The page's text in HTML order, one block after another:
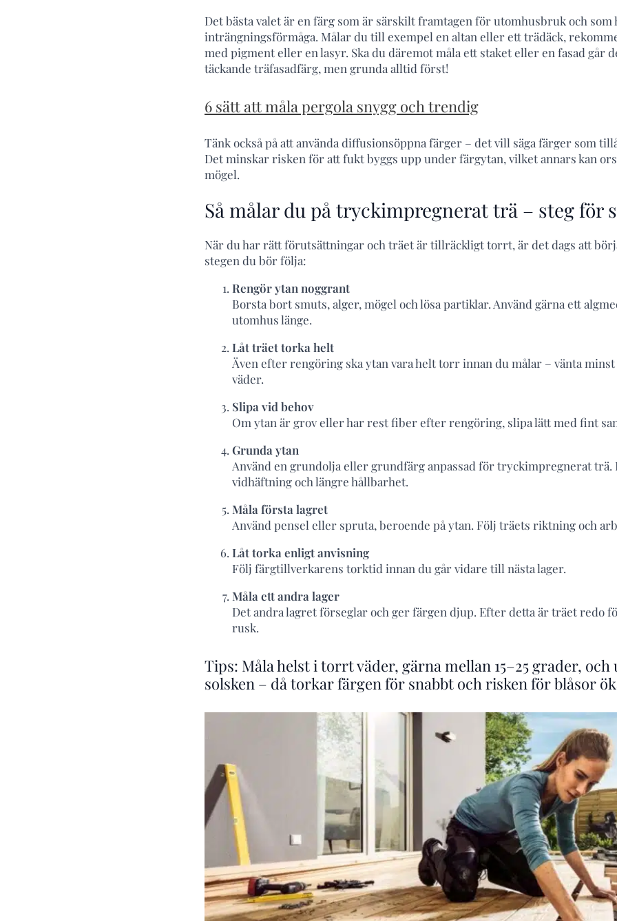
Det bästa valet är en färg som är särskilt framtagen för utomhusbruk och som
inträngningsförmåga. Målar du till exempel en altan eller ett trädäck,
med pigment eller en lasyr. Ska du däremot måla ett staket eller en fasad går
täckande träfasadfärg, men grunda alltid först!
6 sätt att måla pergola snygg och trendig
Tänk också på att använda diffusionsöppna färger – det vill säga färger som
Det minskar risken för att fukt byggs upp under färgytan, vilket annars kan
mögel.
Så målar du på tryckimpregnerat trä – steg för
När du har rätt förutsättningar och träet är tillräckligt torrt, är det dags att
stegen du bör följa:
Rengör ytan noggrant
Borsta bort smuts, alger, mögel och lösa partiklar. Använd gärna ett
utomhus länge.
Låt träet torka helt
Även efter rengöring ska ytan vara helt torr innan du målar – vänta
väder.
Slipa vid behov
Om ytan är grov eller har rest fiber efter rengöring, slipa lätt med fint
Grunda ytan
Använd en grundolja eller grundfärg anpassad för tryckimpregnerat trä.
vidhäftning och längre hållbarhet.
Måla första lagret
Använd pensel eller spruta, beroende på ytan. Följ träets riktning och
Låt torka enligt anvisning
Följ färgtillverkarens torktid innan du går vidare till nästa lager.
Måla ett andra lager
Det andra lagret förseglar och ger färgen djup. Efter detta är träet redo
rusk.
Tips: Måla helst i torrt väder, gärna mellan 15–25 grader,
solsken – då torkar färgen för snabbt och risken för blåsor